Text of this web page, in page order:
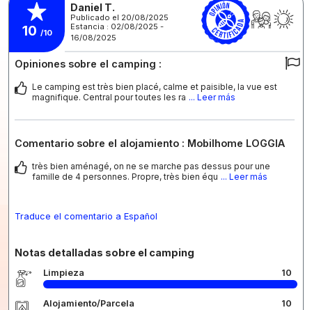
10 /10
Daniel T.
Publicado el 20/08/2025
Estancia : 02/08/2025 -
16/08/2025
Opiniones sobre el camping :
Le camping est très bien placé, calme et paisible, la vue est
magnifique. Central pour toutes les ra ... Leer más
Comentario sobre el alojamiento : Mobilhome LOGGIA
très bien aménagé, on ne se marche pas dessus pour une
famille de 4 personnes. Propre, très bien équ ... Leer más
Traduce el comentario a Español
Notas detalladas sobre el camping
Limpieza 10
Alojamiento/Parcela 10